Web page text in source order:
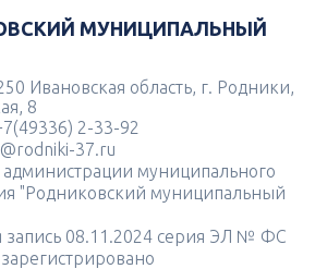
МУНИЦИПАЛЬНЫЙ
Ивановская область, г. Родники,
8
2-33-92
37.ru
муниципального
"Родниковский муниципальный
запись 08.11.2024 серия ЭЛ № ФС